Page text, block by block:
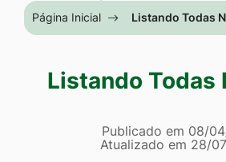
menu
[alt+2]
para
SocialSocial
Seção
do
principal
Página Inicial Listando Todas
Listando Todas
Página
Informações
Publicado em 08/
Atualizado em 28/